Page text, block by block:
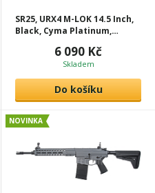
SR25, URX4 M-LOK 14.5 Inch,
Black, Cyma Platinum,
6 090 Kč
Skladem
Do košíku
NOVINKA